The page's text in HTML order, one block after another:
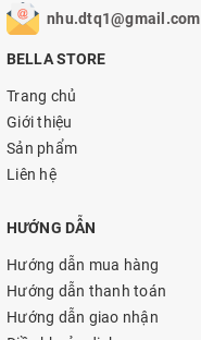
nhu.dtq1@gmail.com
BELLA STORE
Trang chủ
Giới thiệu
Sản phẩm
Liên hệ
HƯỚNG DẪN
Hướng dẫn mua hàng
Hướng dẫn thanh toán
Hướng dẫn giao nhận